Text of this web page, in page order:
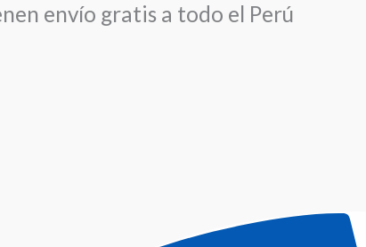
envío gratis a todo el Perú